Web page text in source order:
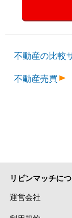
不動産の比較
不動産売買
リビンマッチに
運営会社